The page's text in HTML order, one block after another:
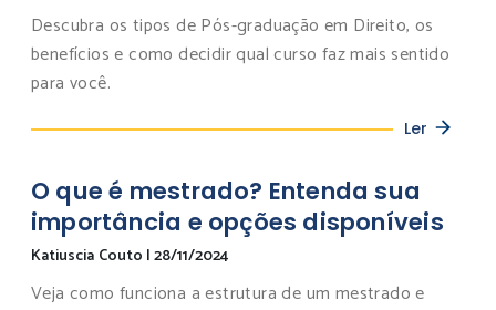
Descubra os tipos de Pós-graduação em Direito, os
benefícios e como decidir qual curso faz mais sentido
para você.
Ler
O que é mestrado? Entenda sua
importância e opções disponíveis
Katiuscia Couto |28/11/2024
Veja como funciona a estrutura de um mestrado e